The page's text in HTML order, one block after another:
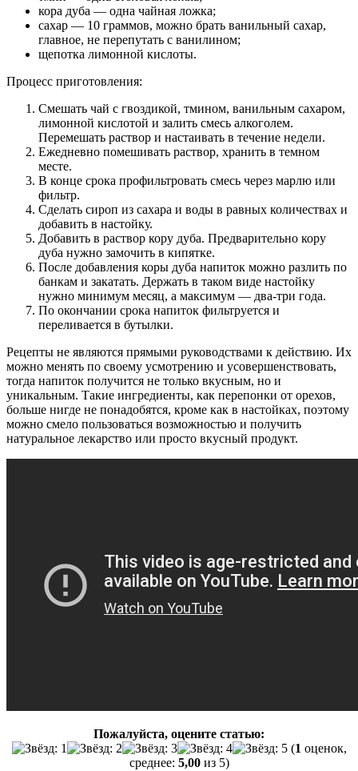
кора дуба — одна чайная ложка;
сахар — 10 граммов, можно брать ванильный сахар,
главное, не перепутать с ванилином;
щепотка лимонной кислоты.
Процесс приготовления:
Смешать чай с гвоздикой, тмином, ванильным сахаром,
лимонной кислотой и залить смесь алкоголем.
Перемешать раствор и настаивать в течение недели.
Ежедневно помешивать раствор, хранить в темном
месте.
В конце срока профильтровать смесь через марлю или
фильтр.
Сделать сироп из сахара и воды в равных количествах и
добавить в настойку.
Добавить в раствор кору дуба. Предварительно кору
дуба нужно замочить в кипятке.
После добавления коры дуба напиток можно разлить по
банкам и закатать. Держать в таком виде настойку
нужно минимум месяц, а максимум — два-три года.
По окончании срока напиток фильтруется и
переливается в бутылки.
Рецепты не являются прямыми руководствами к действию. Их
можно менять по своему усмотрению и усовершенствовать,
тогда напиток получится не только вкусным, но и
уникальным. Такие ингредиенты, как перепонки от орехов,
больше нигде не понадобятся, кроме как в настойках, поэтому
можно смело пользоваться возможностью и получить
натуральное лекарство или просто вкусный продукт.
Пожалуйста, оцените статью:
(1оценок,
среднее: 5,00из 5)